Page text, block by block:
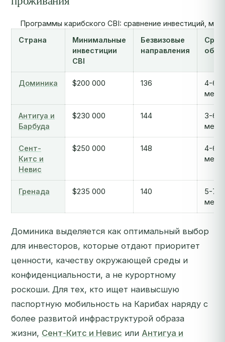
Программы карибского CBI: сравнение инвестиций,
Страна
Минимальные
инвестиции
CBI
Безвизовые
направления
Срок
Доминика $200 000 136
4-6
Антигуа и
Барбуда
$230 000 144
3-6
Сент-
Китс и
Невис
$250 000 148
4-6
Гренада $235 000 140
5-7
Доминика выделяется как оптимальный выбор
для инвесторов, которые отдают приоритет
ценности, качеству окружающей среды и
конфиденциальности, а не курортному
роскоши. Для тех, кто ищет наивысшую
паспортную мобильность на Карибах наряду с
более развитой инфраструктурой образа
жизни, Сент-Китс и Невис или Антигуа и